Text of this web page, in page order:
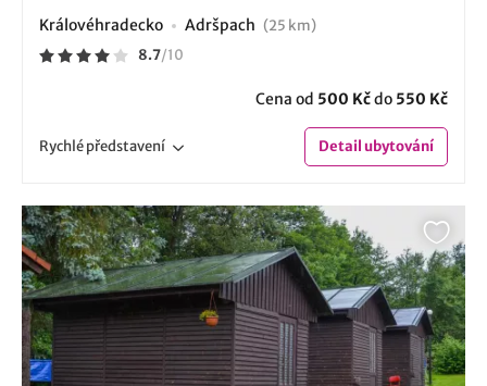
Královéhradecko Adršpach (25 km)
8.7/10
Cena od 500 Kčdo 550 Kč
Rychlépředstavení Detailubytování